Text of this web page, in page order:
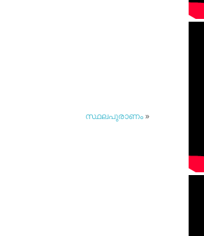
സ്ഥലപുരാണം»